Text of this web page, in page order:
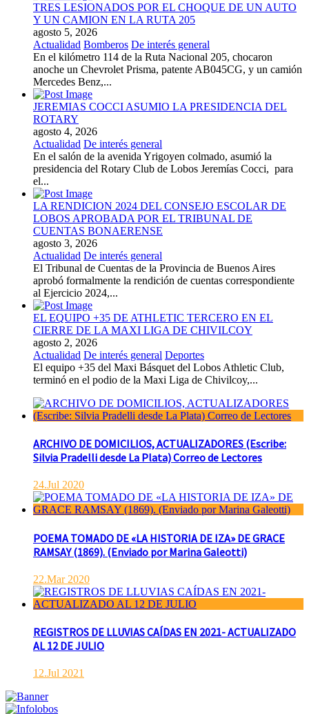
TRES LESIONADOS POR EL CHOQUE DE UN AUTO
Y UN CAMION EN LA RUTA 205
agosto 5, 2026
Actualidad Bomberos De interés general
En el kilómetro 114 de la Ruta Nacional 205, chocaron
anoche un Chevrolet Prisma, patente AB045CG, y un camión
Mercedes Benz,...
JEREMIAS COCCI ASUMIO LA PRESIDENCIA DEL
ROTARY
agosto 4, 2026
Actualidad De interés general
En el salón de la avenida Yrigoyen colmado, asumió la
presidencia del Rotary Club de Lobos Jeremías Cocci, para
el...
LA RENDICION 2024 DEL CONSEJO ESCOLAR DE
LOBOS APROBADA POR EL TRIBUNAL DE
CUENTAS BONAERENSE
agosto 3, 2026
Actualidad De interés general
El Tribunal de Cuentas de la Provincia de Buenos Aires
aprobó formalmente la rendición de cuentas correspondiente
al Ejercicio 2024,...
EL EQUIPO +35 DE ATHLETIC TERCERO EN EL
CIERRE DE LA MAXI LIGA DE CHIVILCOY
agosto 2, 2026
Actualidad De interés general Deportes
El equipo +35 del Maxi Básquet del Lobos Athletic Club,
terminó en el podio de la Maxi Liga de Chivilcoy,...
ARCHIVO DE DOMICILIOS, ACTUALIZADORES (Escribe:
Silvia Pradelli desde La Plata) Correo de Lectores
24.Jul 2020
POEMA TOMADO DE «LA HISTORIA DE IZA» DE GRACE
RAMSAY (1869). (Enviado por Marina Galeotti)
22.Mar 2020
REGISTROS DE LLUVIAS CAÍDAS EN 2021- ACTUALIZADO
AL 12 DE JULIO
12.Jul 2021